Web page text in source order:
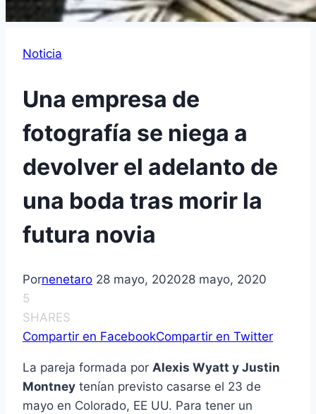
Noticia
Una empresa de
fotografía se niega a
devolver el adelanto de
una boda tras morir la
futura novia
Pornenetaro 28 mayo, 202028 mayo, 2020
5
SHARES
Compartir en FacebookCompartir en Twitter
La pareja formada por Alexis Wyatt y Justin
Montney tenían previsto casarse el 23 de
mayo en Colorado, EE UU. Para tener un